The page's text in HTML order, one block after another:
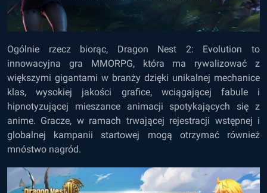
Ogólnie rzecz biorąc, Dragon Nest 2: Evolution to
innowacyjna gra MMORPG, która ma rywalizować z
większymi gigantami w branży dzięki unikalnej mechanice
klas, wysokiej jakości grafice, wciągającej fabule i
hipnotyzującej mieszance animacji spotykających się z
anime. Gracze, w ramach trwającej rejestracji wstępnej i
globalnej kampanii startowej mogą otrzymać również
mnóstwo nagród.